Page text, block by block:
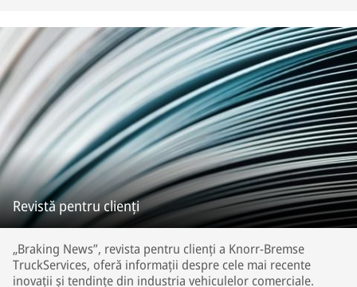
Revistă pentru clienți
„Braking News”, revista pentru clienți a Knorr-Bremse
TruckServices, oferă informații despre cele mai recente
inovații și tendințe din industria vehiculelor comerciale.